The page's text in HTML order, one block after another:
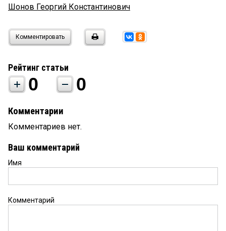
Шонов Георгий Константинович
Комментировать
Рейтинг статьи
0 0
Комментарии
Комментариев нет.
Ваш комментарий
Имя
Комментарий